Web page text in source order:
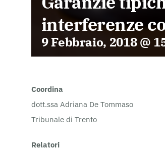
interferenze
9 Febbraio, 2018 @
Coordina
dott.ssa Adriana De Tommaso
Tribunale di Trento
Relatori